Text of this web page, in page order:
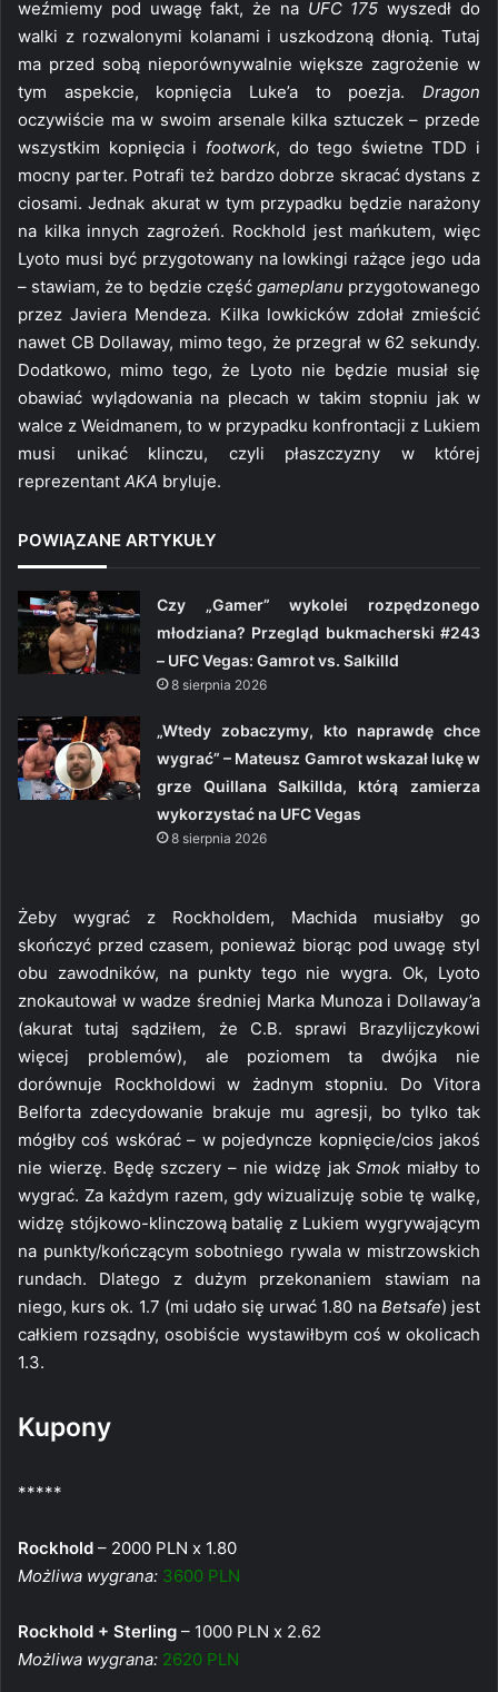
weźmiemy pod uwagę fakt, że na UFC 175 wyszedł do
walki z rozwalonymi kolanami i uszkodzoną dłonią. Tutaj
ma przed sobą nieporównywalnie większe zagrożenie w
tym aspekcie, kopnięcia Luke’a to poezja. Dragon
oczywiście ma w swoim arsenale kilka sztuczek – przede
wszystkim kopnięcia i footwork, do tego świetne TDD i
mocny parter. Potrafi też bardzo dobrze skracać dystans z
ciosami. Jednak akurat w tym przypadku będzie narażony
na kilka innych zagrożeń. Rockhold jest mańkutem, więc
Lyoto musi być przygotowany na lowkingi rażące jego uda
– stawiam, że to będzie część gameplanuprzygotowanego
przez Javiera Mendeza. Kilka lowkicków zdołał zmieścić
nawet CB Dollaway, mimo tego, że przegrał w 62 sekundy.
Dodatkowo, mimo tego, że Lyoto nie będzie musiał się
obawiać wylądowania na plecach w takim stopniu jak w
walce z Weidmanem, to w przypadku konfrontacji z Lukiem
musi unikać klinczu, czyli płaszczyzny w której
reprezentant AKA bryluje.
POWIĄZANE ARTYKUŁY
Czy „Gamer” wykolei rozpędzonego
młodziana? Przegląd bukmacherski #243
– UFC Vegas: Gamrot vs. Salkilld
8 sierpnia 2026
„Wtedy zobaczymy, kto naprawdę chce
wygrać” – Mateusz Gamrot wskazał lukę w
grze Quillana Salkillda, którą zamierza
wykorzystać na UFC Vegas
8 sierpnia 2026
Żeby wygrać z Rockholdem, Machida musiałby go
skończyć przed czasem, ponieważ biorąc pod uwagę styl
obu zawodników, na punkty tego nie wygra. Ok, Lyoto
znokautował w wadze średniej Marka Munoza i Dollaway’a
(akurat tutaj sądziłem, że C.B. sprawi Brazylijczykowi
więcej problemów), ale poziomem ta dwójka nie
dorównuje Rockholdowi w żadnym stopniu. Do Vitora
Belforta zdecydowanie brakuje mu agresji, bo tylko tak
mógłby coś wskórać – w pojedyncze kopnięcie/cios jakoś
nie wierzę. Będę szczery – nie widzę jakSmok miałby to
wygrać. Za każdym razem, gdy wizualizuję sobie tę walkę,
widzę stójkowo-klinczową batalię z Lukiem wygrywającym
na punkty/kończącym sobotniego rywala w mistrzowskich
rundach. Dlatego z dużym przekonaniem stawiam na
niego, kurs ok. 1.7 (mi udało się urwać 1.80 na Betsafe) jest
całkiem rozsądny, osobiście wystawiłbym coś w okolicach
1.3.
Kupony
*****
Rockhold – 2000 PLN x 1.80
Możliwa wygrana: 3600 PLN
Rockhold + Sterling – 1000 PLN x 2.62
Możliwa wygrana: 2620 PLN